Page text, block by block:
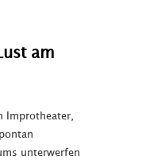
am
Improtheater,
unterwerfen